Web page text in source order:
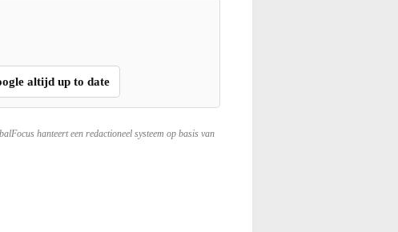
altijd up to date
hanteert een redactioneel systeem op basis van